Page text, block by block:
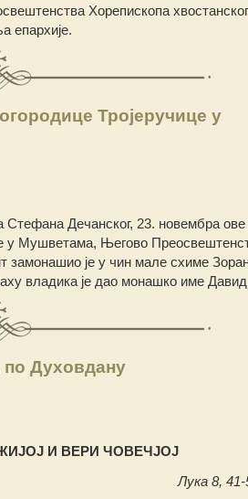
Хорепископа
епархије.
Тројеручице у
Дечанског, 23. новембра ове
у Мушветама, Његово
замонашио је у чин мале схиме
владика је дао монашко име
Духовдану
И ВЕРИ ЧОВЕЧЈОЈ
Лука 8,